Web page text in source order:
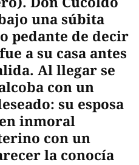
una súbita
pedante de decir
a su casa antes
Al llegar se
con un
su esposa
inmoral
con un
la conocía